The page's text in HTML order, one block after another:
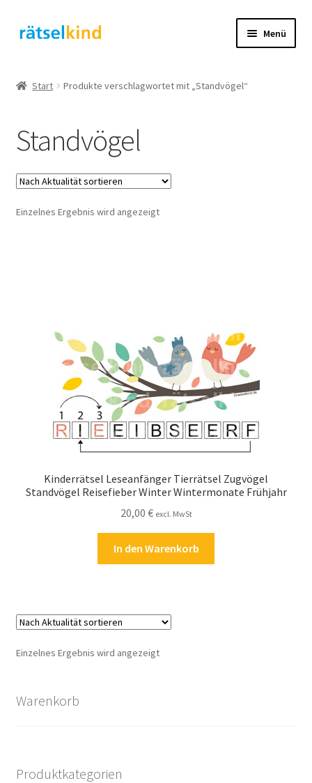
Zur
Navigation
Zum
Inhalt
Menü
Cookie-Richtlinie (EU)
Datenschutzbelehrung
Echtheit von Bewertungen
Kostenlose Rätsel
Mein Konto
Widerrufsbelehrung
Zahlungsarten
Start Produkte verschlagwortet mit „Standvögel“
Standvögel
Einzelnes Ergebnis wird angezeigt
Kinderrätsel Leseanfänger Tierrätsel Zugvögel
Standvögel Reisefieber Winter Wintermonate Frühjahr
20,00 € excl. MwSt
In den Warenkorb
Einzelnes Ergebnis wird angezeigt
Warenkorb
Produktkategorien